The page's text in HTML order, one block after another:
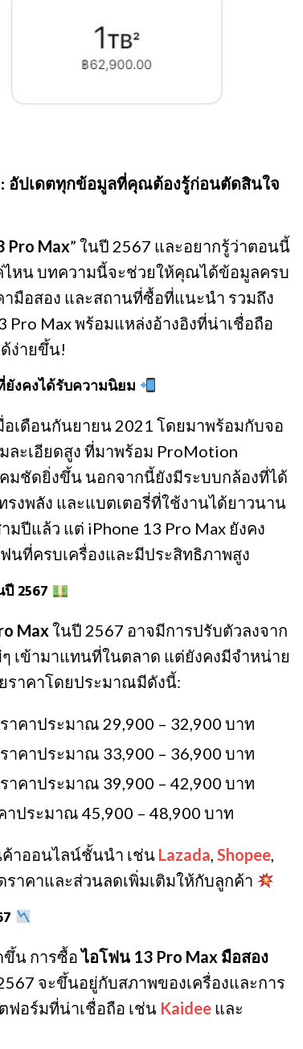
อัปเดตทุกข้อมูลที่คุณต้องรู้ก่อนตัดสินใจ
Pro Max” ในปี 2567 และอยากรู้ว่าตอนนี้
ไหน บทความนี้จะช่วยให้คุณได้ข้อมูลครบ
มือสอง และสถานที่ซื้อที่แนะนำ รวมถึง
Max พร้อมแหล่งอ้างอิงที่น่าเชื่อถือ
ง่ายขึ้น!
ยังคงได้รับความนิยม
อเดือนกันยายน 2021 โดยมาพร้อมกับจอ
ละเอียดสูง ที่มาพร้อม ProMotion
มชัดยิ่งขึ้น นอกจากนี้ยังมีระบบกล้องที่ได้
งพลัง และแบตเตอรี่ที่ใช้งานได้ยาวนาน
มปีแล้ว แต่ iPhone 13 Pro Max ยังคง
นที่ครบเครื่องและมีประสิทธิภาพสูง
2567
Maxในปี 2567 อาจมีการปรับตัวลงจาก
เข้ามาแทนที่ในตลาด แต่ยังคงมีจำหน่าย
ราคาโดยประมาณมีดังนี้:
าคาประมาณ 29,900 – 32,900 บาท
าคาประมาณ 33,900 – 36,900 บาท
าคาประมาณ 39,900 – 42,900 บาท
าประมาณ 45,900 – 48,900 บาท
าออนไลน์ชั้นนำ เช่น Lazada, Shopee,
าคาและส่วนลดเพิ่มเติมให้กับลูกค้า
ขึ้น การซื้อไอโฟน 13 Pro Max มือสอง
จะขึ้นอยู่กับสภาพของเครื่องและการ
ฟอร์มที่น่าเชื่อถือ เช่น Kaidee และ